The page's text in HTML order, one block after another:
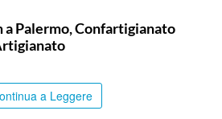
Palermo, Confartigianato
a Leggere